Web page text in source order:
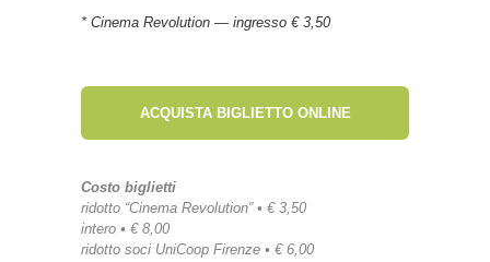
* Cinema Revolution — ingresso € 3,50
ACQUISTA BIGLIETTO ONLINE
Costo biglietti
ridotto “Cinema Revolution” • € 3,50
intero • € 8,00
ridotto soci UniCoop Firenze • € 6,00